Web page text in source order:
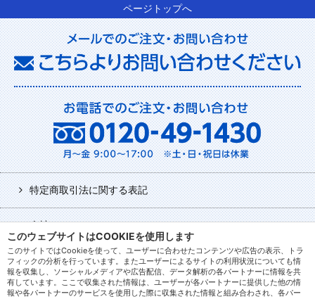
このウェブサイトはCOOKIEを使用します
このサイトではCookieを使って、ユーザーに合わせたコンテンツや広告の表示、トラ
フィックの分析を行っています。またユーザーによるサイトの利用状況についても情
報を収集し、ソーシャルメディアや広告配信、データ解析の各パートナーに情報を共
有しています。ここで収集された情報は、ユーザーが各パートナーに提供した他の情
報や各パートナーのサービスを使用した際に収集された情報と組み合わされ、各パー
ページトップへ
特定商取引法に関する表記
会社について
利用規約
ログアウト